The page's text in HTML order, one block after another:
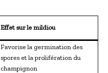
Effet sur le mildiou
Favorise la germination des
spores et la prolifération du
champignon